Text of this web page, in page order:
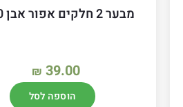
מבער 2 חלקים אפור אבן 10 סמ
₪ 39.00
הוספה לסל